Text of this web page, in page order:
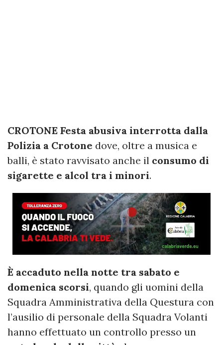
CROTONE Festa abusiva interrotta dalla
Polizia a Crotone dove, oltre a musica e
balli, è stato ravvisato anche il consumo di
sigarette e alcol tra i minori.
È accaduto nella notte tra sabato e
domenica scorsi, quando gli uomini della
Squadra Amministrativa della Questura con
l’ausilio di personale della Squadra Volanti
hanno effettuato un controllo presso un